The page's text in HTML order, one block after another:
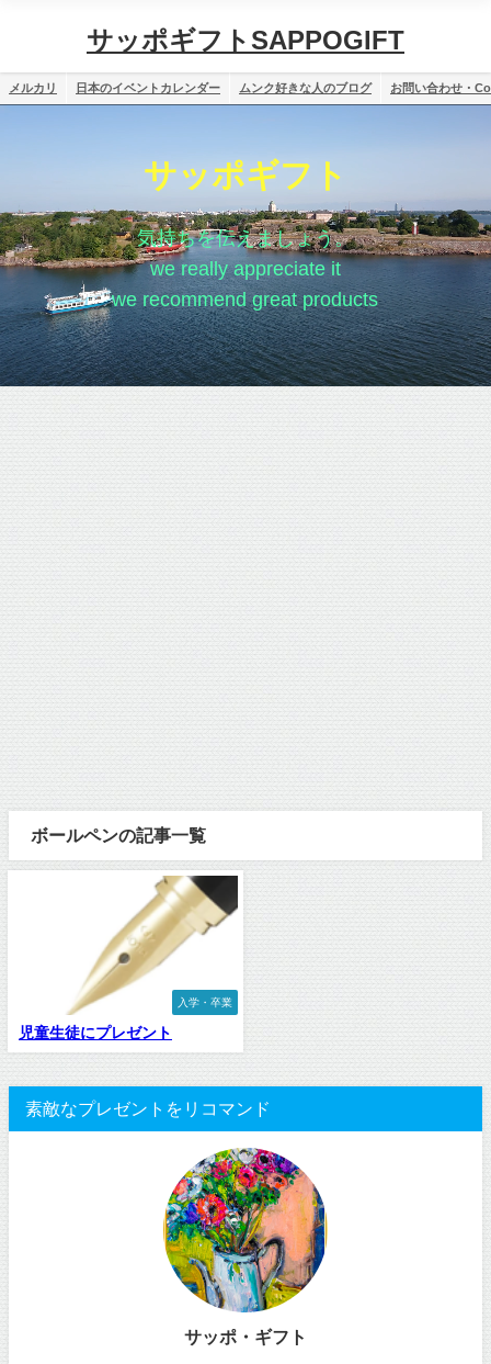
サッポギフトSAPPOGIFT
メルカリ 日本のイベントカレンダー ムンク好きな人のブログ お問い合わせ・
サッポギフト
気持ちを伝えましょう。
we really appreciate it
we recommend great products
ボールペンの記事一覧
入学・卒業
児童生徒にプレゼント
素敵なプレゼントをリコマンド
サッポ・ギフト